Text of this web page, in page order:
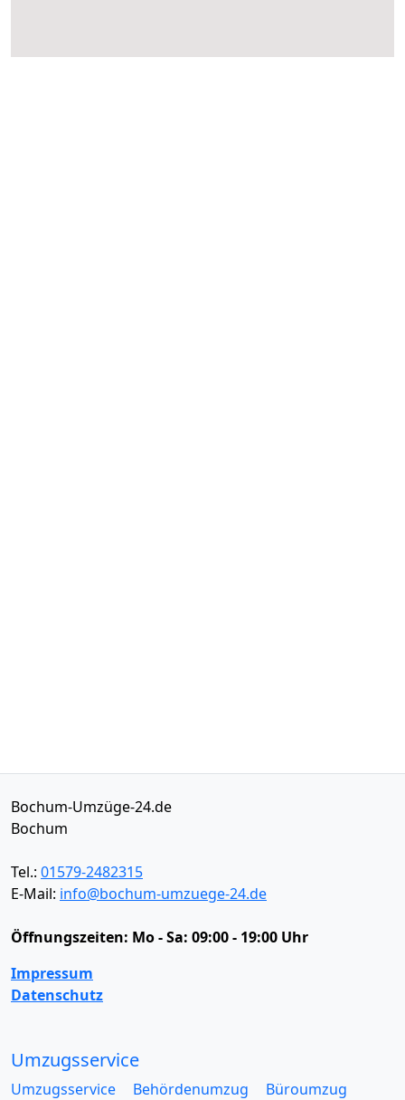
Bochum-Umzüge-24.de
Bochum
Tel.: 01579-2482315
E-Mail: info@bochum-umzuege-24.de
Öffnungszeiten: Mo - Sa: 09:00 - 19:00 Uhr
Impressum
Datenschutz
Umzugsservice
Umzugsservice Behördenumzug
Büroumzug